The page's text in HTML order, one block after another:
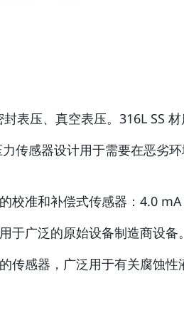
表压、真空表压。316L SS
传感器设计用于需要在恶劣
校准和补偿式传感器：4.0
于广泛的原始设备制造商设备。
传感器，广泛用于有关腐蚀性